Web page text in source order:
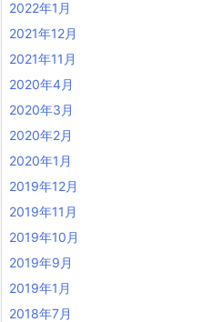
2022年1月
2021年12月
2021年11月
2020年4月
2020年3月
2020年2月
2020年1月
2019年12月
2019年11月
2019年10月
2019年9月
2019年1月
2018年7月